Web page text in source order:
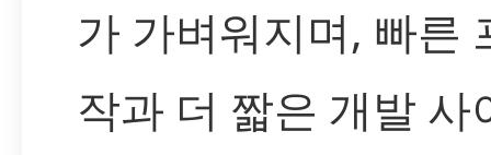
가 가벼워지며, 빠른
작과 더 짧은 개발